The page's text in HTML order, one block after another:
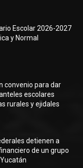
Escolar 2026-2027
y Normal
convenio para dar
escolares
rurales y ejidales
detienen a
de un grupo